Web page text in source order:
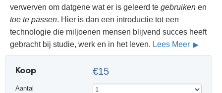
verwerven om datgene wat er is geleerd te gebruiken en
toe te passen. Hier is dan een introductie tot een
technologie die miljoenen mensen blijvend succes heeft
gebracht bij studie, werk en in het leven. Lees Meer
Koop €15
Aantal